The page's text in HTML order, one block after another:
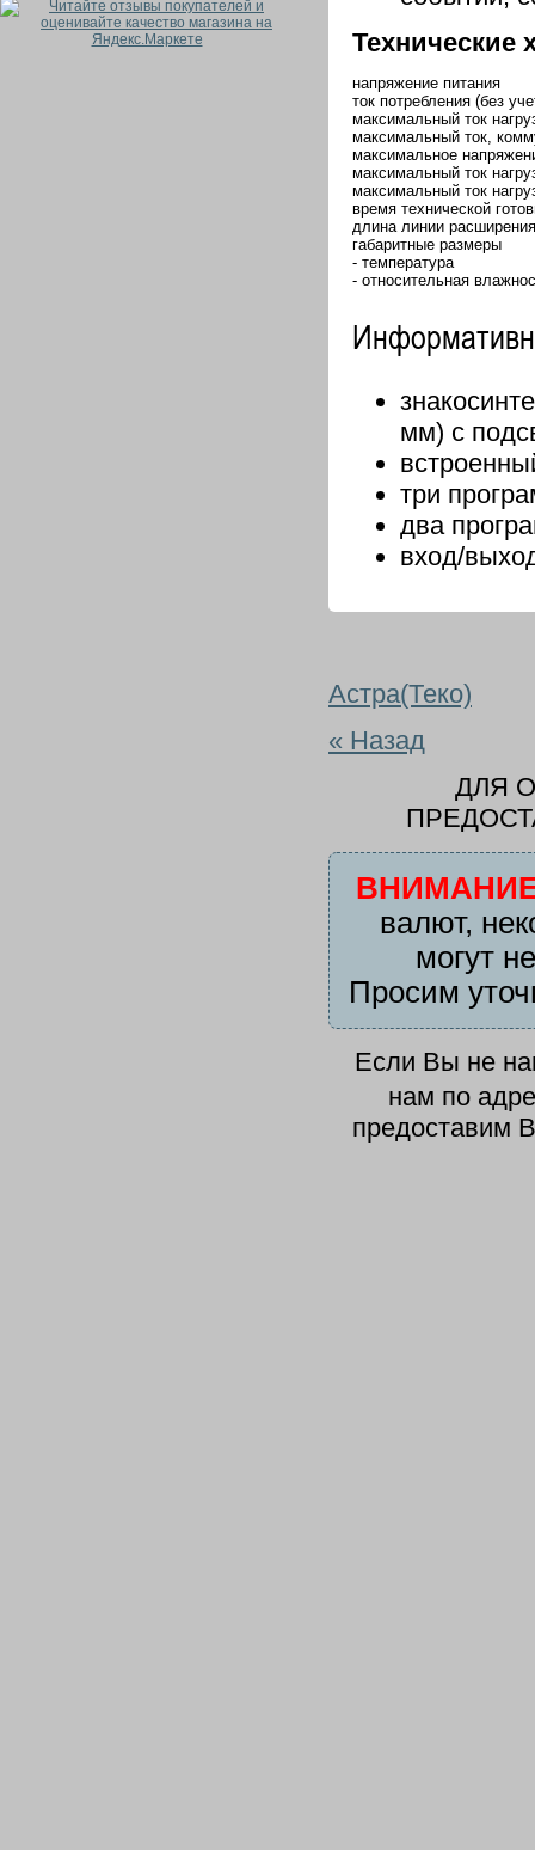
Технические
напряжение питания
ток потребления (без
максимальный ток
максимальный ток,
максимальное
максимальный ток
максимальный ток
время технической
длина линии
габаритные размеры
- температура
- относительная
мм) с
три
два
вход/
Астра(Теко)
« Назад
ДЛЯ
валют,
могут
Просим
Если Вы не
нам по
предоставим